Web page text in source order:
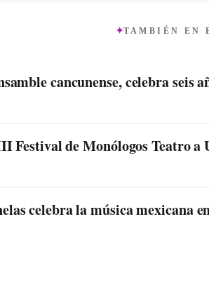
TAMBIÉN EN
cancunense, celebra
Festival de Monólogos Teatro a
celebra la música mexicana